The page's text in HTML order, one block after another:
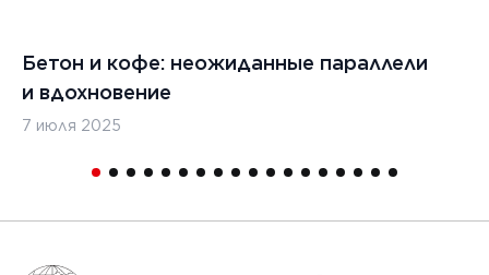
Бетон и кофе: неожиданные параллели
и вдохновение
7 июля 2025